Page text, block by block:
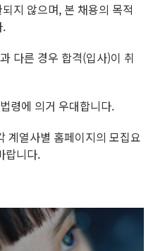
지 않으며, 본 채용의 목적
.
다른 경우 합격(입사)이 취
령에 의거 우대합니다.
계열사별 홈페이지의 모집요
랍니다.